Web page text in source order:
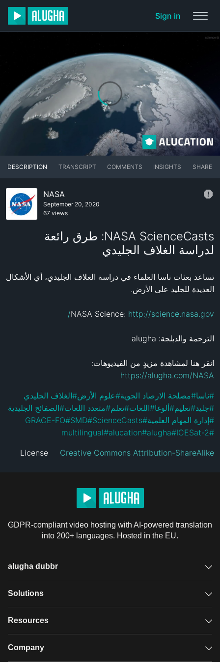
Sign in
DESCRIPTION TRANSCRIPT COMMENTS INSIGHTS SHARE
NASA
September 20, 2020
67 views
NASA ScienceCasts: طرق رائعة
لدراسة الغلاف الجليدي
NASA Science: http://science.nasa.gov/
انقر هنا لمشاهدة مزيدٍ من الفيديوهات:
https://alugha.com/NASA
#ناسا#مصلحة الارصاد الجوية#علوم الأرض#الغلاف الجليدي
#جليد#تعليم#ألوغا#اللغات#تعلم#متعدد اللغات#الصفائح الجليدية
#إدارة المهام العلمية#
ScienceCasts
#
SMD
#
GRACE-FO
#
ICESat-2
#
alugha
#
alucation
#
multilingual
License Creative Commons Attribution-ShareAlike
GDPR-compliant video hosting with AI-powered translation
into 200+ languages. Hosted in the EU.
alugha dubbr
Overview
Solutions
GDPR video hosting
Resources
Case studies
Company